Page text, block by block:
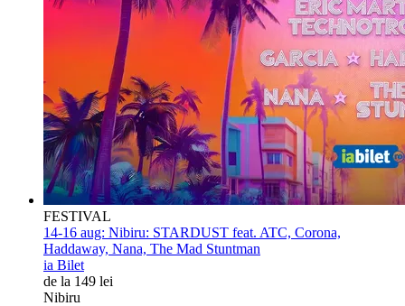
FESTIVAL
14-16 aug: Nibiru: STARDUST feat. ATC, Corona,
Haddaway, Nana, The Mad Stuntman
ia Bilet
de la 149 lei
Nibiru